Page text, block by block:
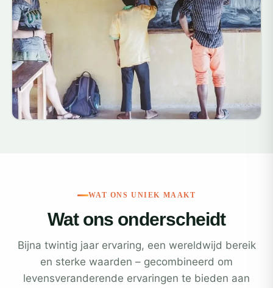
WAT ONS UNIEK MAAKT
Wat ons onderscheidt
Bijna twintig jaar ervaring, een wereldwijd bereik
en sterke waarden – gecombineerd om
levensveranderende ervaringen te bieden aan